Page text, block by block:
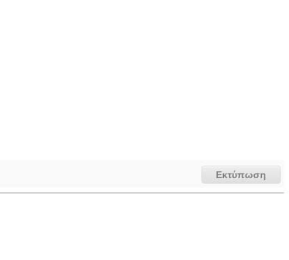
Εκτύπωση